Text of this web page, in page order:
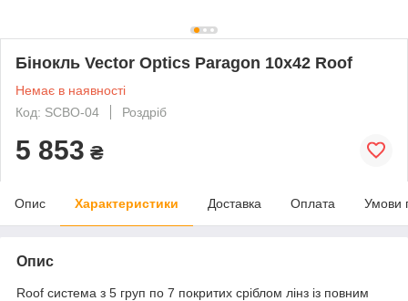
Бінокль Vector Optics Paragon 10x42 Roof
Немає в наявності
Код: SCBO-04
Роздріб
5 853 ₴
Опис Характеристики Доставка Оплата Умови
Опис
Roof система з 5 груп по 7 покритих сріблом лінз із повним